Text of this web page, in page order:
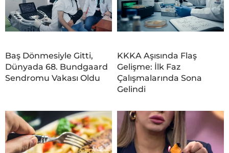
Baş Dönmesiyle Gitti,
Dünyada 68. Bundgaard
Sendromu Vakası Oldu
KKKA Aşısında Flaş
Gelişme: İlk Faz
Çalışmalarında Sona
Gelindi